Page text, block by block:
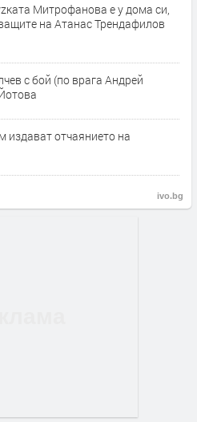
Митрофанова е у дома си,
на Атанас Трендафилов
с бой (по врага Андрей
отчаянието на
ivo.bg